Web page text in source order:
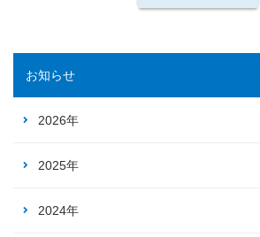
お知らせ
2026年
2025年
2024年